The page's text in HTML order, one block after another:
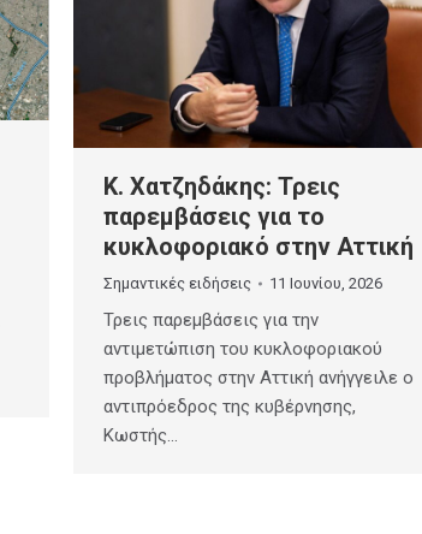
Κ. Χατζηδάκης: Τρεις
παρεμβάσεις για το
κυκλοφοριακό στην Αττική
Σημαντικές ειδήσεις 11 Ιουνίου, 2026
Τρεις παρεμβάσεις για την
αντιμετώπιση του κυκλοφοριακού
προβλήματος στην Αττική ανήγγειλε ο
αντιπρόεδρος της κυβέρνησης,
Κωστής…